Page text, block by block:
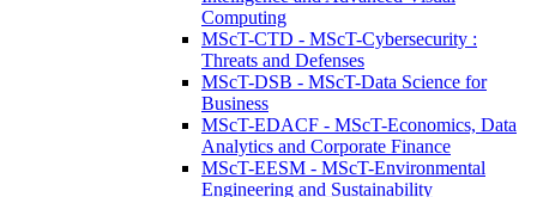
Computing
MScT-CTD - MScT-Cybersecurity :
Threats and Defenses
MScT-DSB - MScT-Data Science for
Business
MScT-EDACF - MScT-Economics, Data
Analytics and Corporate Finance
MScT-EESM - MScT-Environmental
Engineering and Sustainability